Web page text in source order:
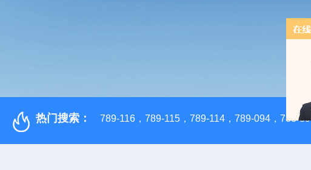
热门搜索： 789-116，789-115，789-114，789-094，783-